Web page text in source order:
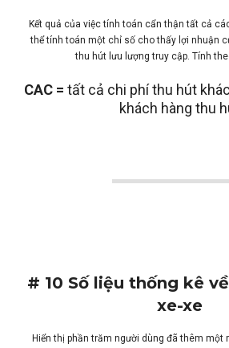
Kết quả của việc tính toán cẩn thận tất cả
thể tính toán một chỉ số cho thấy lợi nhuận
thu hút lưu lượng truy cập. Tính
CAC = tất cả chi phí thu hút
khách hàng thu
# 10 Số liệu thống kê
xe-xe
Hiển thị phần trăm người dùng đã thêm một